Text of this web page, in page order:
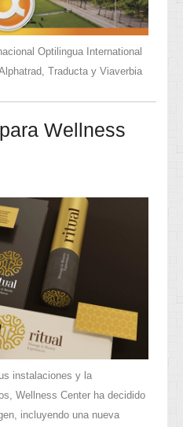
Optilingua International
Traducta y Viaverbia
Wellness
instalaciones y la
Wellness Center ha decidido
incluyendo una nueva